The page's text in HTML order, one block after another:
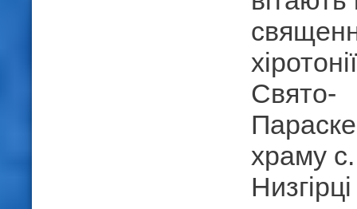
Свято-
храму
Низгірці